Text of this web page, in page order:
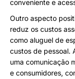
conveniente e
Outro aspecto
reduz os custos
como aluguel de
custos de pessoal.
uma comunicação
e consumidores,